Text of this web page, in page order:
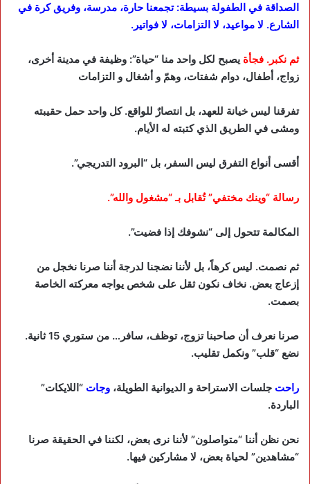
الصداقة في الطفولة بسيطة: تجمعنا حارة، مدرسة، وفريق كرة في
الشارع. لا مواعيد، لا التزامات، لا فواتير.
ثم نكبر. فجأة يصبح لكل واحد منا “حياة”: وظيفة في مدينة أخرى،
زواج، أطفال، دوام شفتات، وهمّ و أشغال و التزامات
تفرقنا ليس خيانة للعهد، بل انتصارٌ للواقع. كل واحد حمل حقيبته
ومشى في الطريق الذي كتبته له الأيام.
أقسى أنواع التفرق ليس السفر، بل “البرود التدريجي”.
رسالة “وينك مختفي” تُقابل بـ “مشغول والله”.
المكالمة تتحول إلى “نشوفك إذا فضيت”.
ثم نصمت. ليس كرهاً، بل لأننا نضجنا لدرجة أننا صرنا نخجل من
إزعاج بعض. نخاف نكون ثقل على شخص يواجه معركته الخاصة
بصمت.
صرنا نعرف أن صاحبنا تزوج، توظف، سافر… من ستوري 15 ثانية.
نضع “قلب” ونكمل تقليب.
راحت جلسات الاستراحة و الديوانية الطويلة، وجات “اللايكات”
الباردة.
نحن نظن أننا “متواصلون” لأننا نرى بعض، لكننا في الحقيقة صرنا
“مشاهدين” لحياة بعض، لا مشاركين فيها.